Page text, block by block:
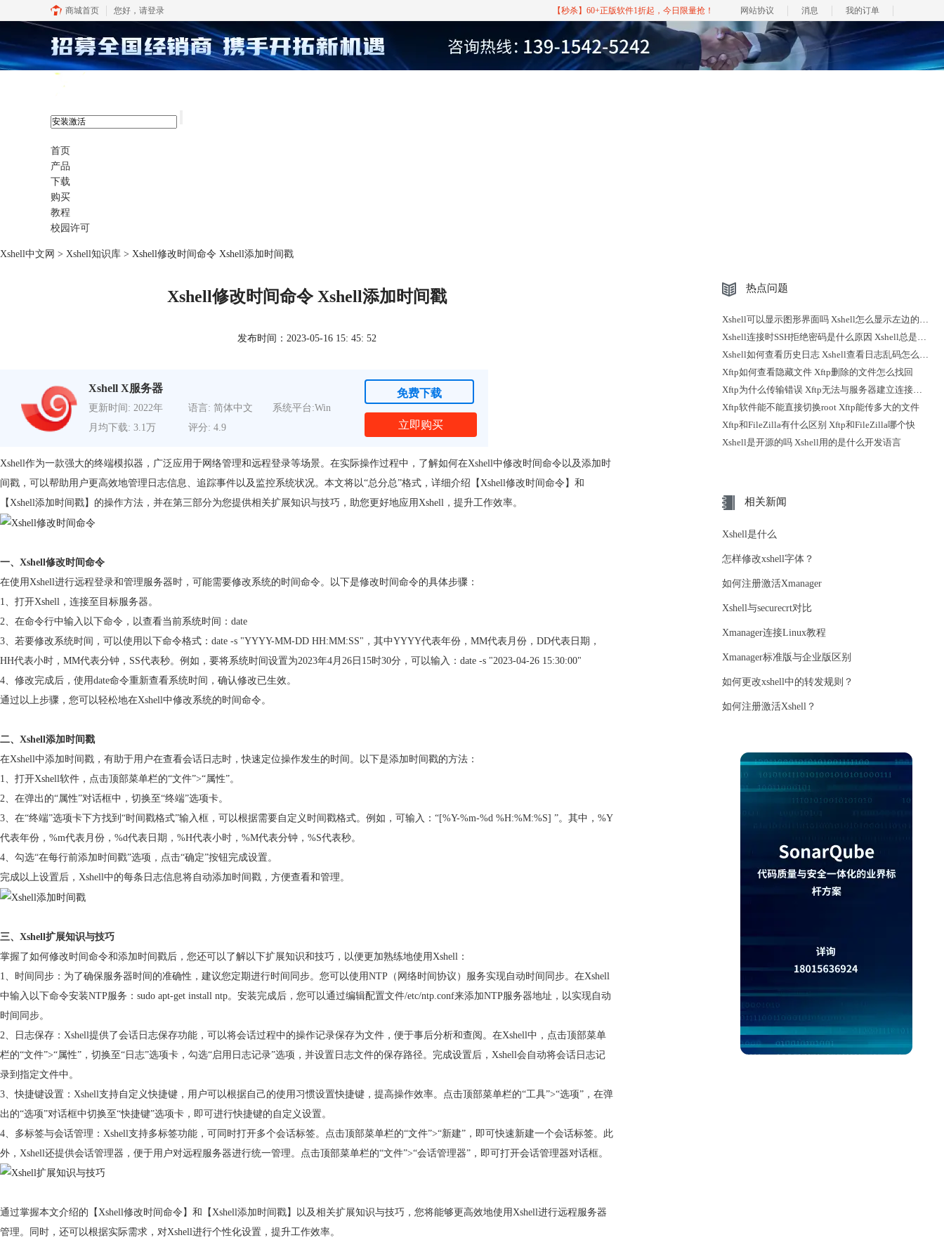
商城首页 您好， 请登录 【秒杀】60+正版软件1折起，今日限量抢！ 网站协议 消息 我的订单
首页
产品
下载
购买
教程
校园许可
Xshell中文网 > Xshell知识库 > Xshell修改时间命令 Xshell添加时间戳
Xshell修改时间命令 Xshell添加时间戳
发布时间：2023-05-16 15: 45: 52
Xshell X服务器
更新时间: 2022年 语言: 简体中文
系统平台:Win
月均下载: 3.1万
评分: 4.9
免费下载
立即购买
Xshell作为一款强大的终端模拟器，广泛应用于网络管理和远程登录等场景。在实际操作过程中，了解如何在Xshell中修改时间命令以及添加时
间戳，可以帮助用户更高效地管理日志信息、追踪事件以及监控系统状况。本文将以“总分总”格式，详细介绍【Xshell修改时间命令】和
【Xshell添加时间戳】的操作方法，并在第三部分为您提供相关扩展知识与技巧，助您更好地应用Xshell，提升工作效率。
一、Xshell修改时间命令
在使用Xshell进行远程登录和管理服务器时，可能需要修改系统的时间命令。以下是修改时间命令的具体步骤：
1、打开Xshell，连接至目标服务器。
2、在命令行中输入以下命令，以查看当前系统时间：date
3、若要修改系统时间，可以使用以下命令格式：date -s "YYYY-MM-DD HH:MM:SS"，其中YYYY代表年份，MM代表月份，DD代表日期，
HH代表小时，MM代表分钟，SS代表秒。例如，要将系统时间设置为2023年4月26日15时30分，可以输入：date -s "2023-04-26 15:30:00"
4、修改完成后，使用date命令重新查看系统时间，确认修改已生效。
通过以上步骤，您可以轻松地在Xshell中修改系统的时间命令。
二、Xshell添加时间戳
在Xshell中添加时间戳，有助于用户在查看会话日志时，快速定位操作发生的时间。以下是添加时间戳的方法：
1、打开Xshell软件，点击顶部菜单栏的“文件”>“属性”。
2、在弹出的“属性”对话框中，切换至“终端”选项卡。
3、在“终端”选项卡下方找到“时间戳格式”输入框，可以根据需要自定义时间戳格式。例如，可输入：“[%Y-%m-%d %H:%M:%S] ”。其中，%Y
代表年份，%m代表月份，%d代表日期，%H代表小时，%M代表分钟，%S代表秒。
4、勾选“在每行前添加时间戳”选项，点击“确定”按钮完成设置。
完成以上设置后，Xshell中的每条日志信息将自动添加时间戳，方便查看和管理。
三、Xshell扩展知识与技巧
掌握了如何修改时间命令和添加时间戳后，您还可以了解以下扩展知识和技巧，以便更加熟练地使用Xshell：
1、时间同步：为了确保服务器时间的准确性，建议您定期进行时间同步。您可以使用NTP（网络时间协议）服务实现自动时间同步。在Xshell
中输入以下命令安装NTP服务：sudo apt-get install ntp。安装完成后，您可以通过编辑配置文件/etc/ntp.conf来添加NTP服务器地址，以实现自动
时间同步。
2、日志保存：Xshell提供了会话日志保存功能，可以将会话过程中的操作记录保存为文件，便于事后分析和查阅。在Xshell中，点击顶部菜单
栏的“文件”>“属性”，切换至“日志”选项卡，勾选“启用日志记录”选项，并设置日志文件的保存路径。完成设置后，Xshell会自动将会话日志记
录到指定文件中。
3、快捷键设置：Xshell支持自定义快捷键，用户可以根据自己的使用习惯设置快捷键，提高操作效率。点击顶部菜单栏的“工具”>“选项”，在弹
出的“选项”对话框中切换至“快捷键”选项卡，即可进行快捷键的自定义设置。
4、多标签与会话管理：Xshell支持多标签功能，可同时打开多个会话标签。点击顶部菜单栏的“文件”>“新建”，即可快速新建一个会话标签。此
外，Xshell还提供会话管理器，便于用户对远程服务器进行统一管理。点击顶部菜单栏的“文件”>“会话管理器”，即可打开会话管理器对话框。
通过掌握本文介绍的【Xshell修改时间命令】和【Xshell添加时间戳】以及相关扩展知识与技巧，您将能够更高效地使用Xshell进行远程服务器
管理。同时，还可以根据实际需求，对Xshell进行个性化设置，提升工作效率。
热点问题
Xshell可以显示图形界面吗 Xshell怎么显示左边的会话
Xshell连接时SSH拒绝密码是什么原因 Xshell总是断开连接怎么办
Xshell如何查看历史日志 Xshell查看日志乱码怎么解决
Xftp如何查看隐藏文件 Xftp删除的文件怎么找回
Xftp为什么传输错误 Xftp无法与服务器建立连接怎么解决
Xftp软件能不能直接切换root Xftp能传多大的文件
Xftp和FileZilla有什么区别 Xftp和FileZilla哪个快
Xshell是开源的吗 Xshell用的是什么开发语言
相关新闻
Xshell是什么
怎样修改xshell字体？
如何注册激活Xmanager
Xshell与securecrt对比
Xmanager连接Linux教程
Xmanager标准版与企业版区别
如何更改xshell中的转发规则？
如何注册激活Xshell？